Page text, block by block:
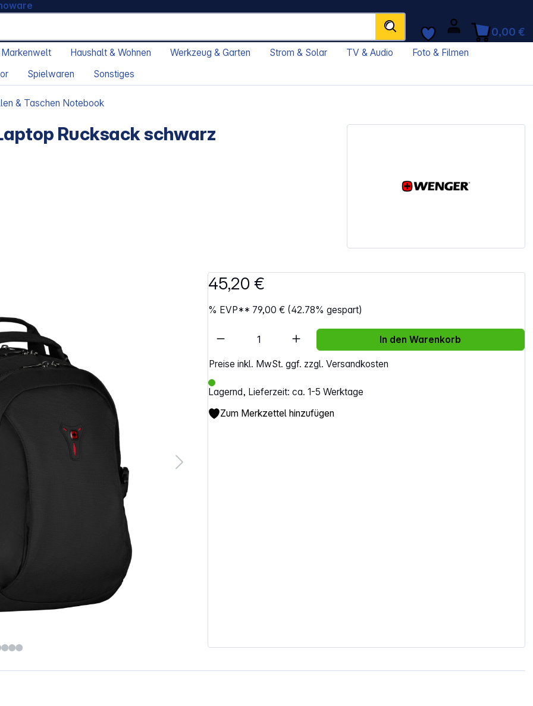
0,00 €
Haushalt & Wohnen Werkzeug & Garten Strom & Solar TV & Audio
Foto & Filmen
Spielwaren Sonstiges
& Taschen Notebook
Rucksack schwarz
45,20 €
% EVP** 79,00 € (42.78% gespart)
Preise inkl. MwSt. ggf. zzgl. Versandkosten
Lagernd, Lieferzeit: ca. 1-5 Werktage
Artikel Anzahl: Gib den gewünschten Wert ein
In den Warenkorb
Zum Merkzettel hinzufügen